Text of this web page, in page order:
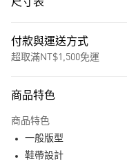
尺寸表
付款與運送方式
超取滿NT$1,500免運
LINE Pay
商品特色
商品特色
一般版型
鞋帶設計